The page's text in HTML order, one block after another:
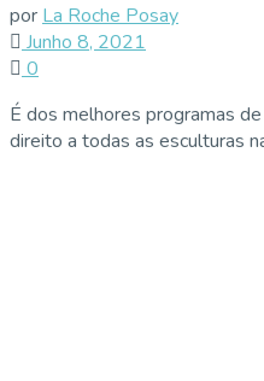
por La Roche Posay
Junho 8, 2021
0
É dos melhores programas
direito a todas as esculturas